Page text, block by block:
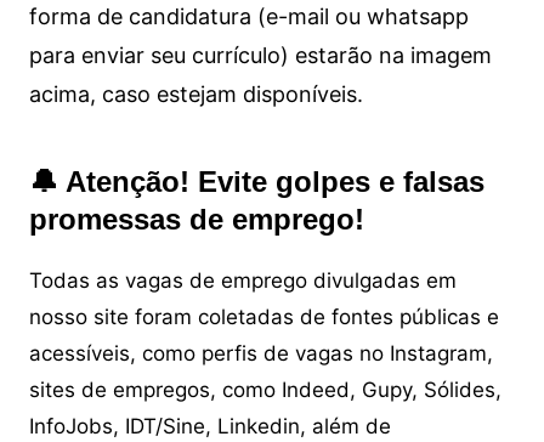
forma de candidatura (e-mail ou whatsapp
para enviar seu currículo) estarão na imagem
acima, caso estejam disponíveis.
🔔 Atenção! Evite golpes e falsas
promessas de emprego!
Todas as vagas de emprego divulgadas em
nosso site foram coletadas de fontes públicas e
acessíveis, como perfis de vagas no Instagram,
sites de empregos, como Indeed, Gupy, Sólides,
InfoJobs, IDT/Sine, Linkedin, além de